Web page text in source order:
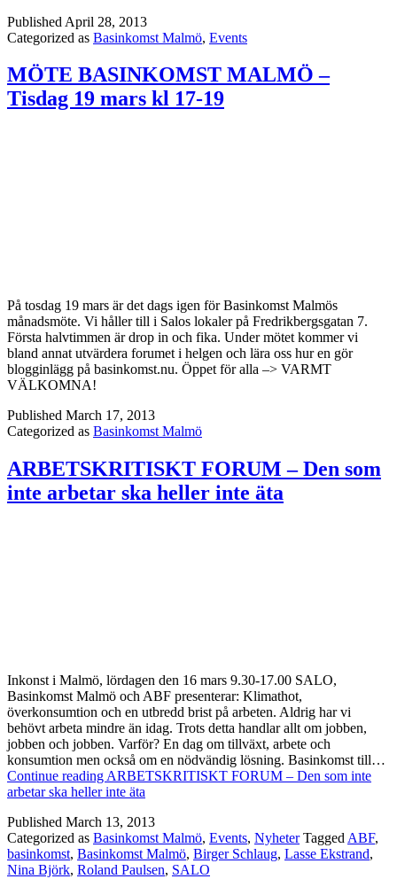
Published April 28, 2013
Categorized as Basinkomst Malmö, Events
MÖTE BASINKOMST MALMÖ –
Tisdag 19 mars kl 17-19
På tosdag 19 mars är det dags igen för Basinkomst Malmös
månadsmöte. Vi håller till i Salos lokaler på Fredrikbergsgatan 7.
Första halvtimmen är drop in och fika. Under mötet kommer vi
bland annat utvärdera forumet i helgen och lära oss hur en gör
blogginlägg på basinkomst.nu. Öppet för alla –> VARMT
VÄLKOMNA!
Published March 17, 2013
Categorized as Basinkomst Malmö
ARBETSKRITISKT FORUM – Den som
inte arbetar ska heller inte äta
Inkonst i Malmö, lördagen den 16 mars 9.30-17.00 SALO,
Basinkomst Malmö och ABF presenterar: Klimathot,
överkonsumtion och en utbredd brist på arbeten. Aldrig har vi
behövt arbeta mindre än idag. Trots detta handlar allt om jobben,
jobben och jobben. Varför? En dag om tillväxt, arbete och
konsumtion men också om en nödvändig lösning. Basinkomst till…
Continue readingARBETSKRITISKT FORUM – Den som inte
arbetar ska heller inte äta
Published March 13, 2013
Categorized as Basinkomst Malmö, Events, Nyheter TaggedABF,
basinkomst, Basinkomst Malmö, Birger Schlaug, Lasse Ekstrand,
Nina Björk, Roland Paulsen, SALO